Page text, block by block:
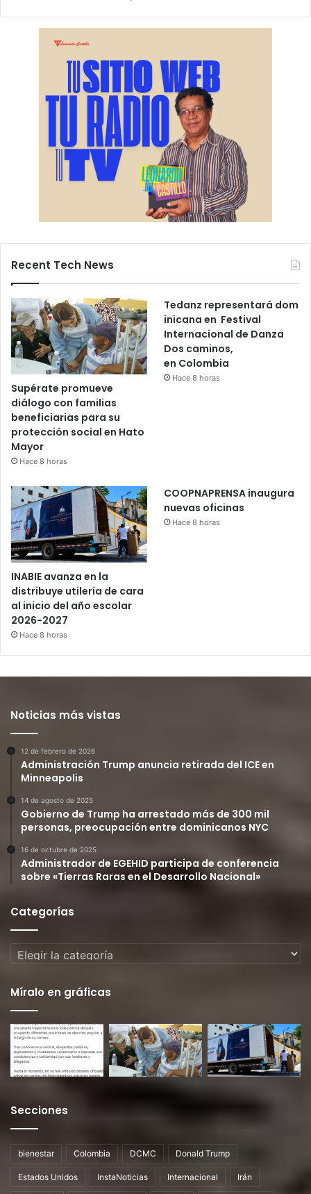
Recent Tech News
Supérate promueve
diálogo con familias
beneficiarias para su
protección social en Hato
Mayor
Hace 8 horas
Tedanz representará dom
inicana en Festival
Internacional de Danza
Dos caminos,
en Colombia
Hace 8 horas
INABIE avanza en la
distribuye utilería de cara
al inicio del año escolar
2026-2027
Hace 8 horas
COOPNAPRENSA inaugura
nuevas oficinas
Hace 8 horas
Noticias más vistas
12 de febrero de 2026
Administración Trump anuncia retirada del ICE en
Minneapolis
14 de agosto de 2025
Gobierno de Trump ha arrestado más de 300 mil
personas, preocupación entre dominicanos NYC
16 de octubre de 2025
Administrador de EGEHID participa de conferencia
sobre «Tierras Raras en el Desarrollo Nacional»
Categorías
Categorías
Míralo en gráficas
Secciones
bienestar Colombia DCMC Donald Trump
Estados Unidos InstaNoticias Internacional Irán